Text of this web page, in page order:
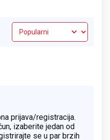
prijava/registracija.
izaberite jedan od
se u par brzih